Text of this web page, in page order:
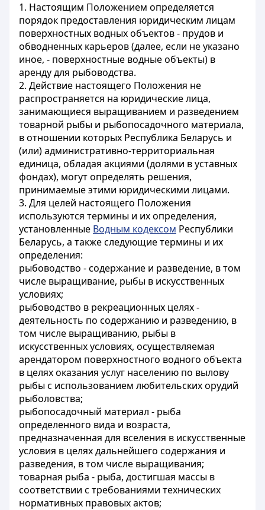
1. Настоящим Положением определяется
порядок предоставления юридическим лицам
поверхностных водных объектов - прудов и
обводненных карьеров (далее, если не указано
иное, - поверхностные водные объекты) в
аренду для рыбоводства.
2. Действие настоящего Положения не
распространяется на юридические лица,
занимающиеся выращиванием и разведением
товарной рыбы и рыбопосадочного материала,
в отношении которых Республика Беларусь и
(или) административно-территориальная
единица, обладая акциями (долями в уставных
фондах), могут определять решения,
принимаемые этими юридическими лицами.
3. Для целей настоящего Положения
используются термины и их определения,
установленные Водным кодексом Республики
Беларусь, а также следующие термины и их
определения:
рыбоводство - содержание и разведение, в том
числе выращивание, рыбы в искусственных
условиях;
рыбоводство в рекреационных целях -
деятельность по содержанию и разведению, в
том числе выращиванию, рыбы в
искусственных условиях, осуществляемая
арендатором поверхностного водного объекта
в целях оказания услуг населению по вылову
рыбы с использованием любительских орудий
рыболовства;
рыбопосадочный материал - рыба
определенного вида и возраста,
предназначенная для вселения в искусственные
условия в целях дальнейшего содержания и
разведения, в том числе выращивания;
товарная рыба - рыба, достигшая массы в
соответствии с требованиями технических
нормативных правовых актов;